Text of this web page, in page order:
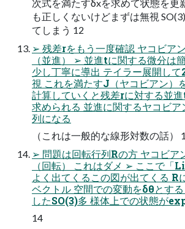
次式を満たすδxを求めて状態を更
も正しくないけどまずは無視
てしまう 12
➢ 残差rをもう一度確認 ヤコビア
（並進） ➢ 並進tに関する微分は
少し丁寧に導出 テイラー展開し
視 これを満たすJ（ヤコビアン）
計算していくと残差rに対する並
求められる 並進に関するヤコビ
列になる
（これは一般的な線形対数の話）
➢ 問題は回転行列Rの方 ヤコビア
（回転） これはダメ ➢ ここで「
よく出てくるこの図が出てくる R
ベクトル 空間での変動をδθとす
したSO(3)多 様体上での状態が
14